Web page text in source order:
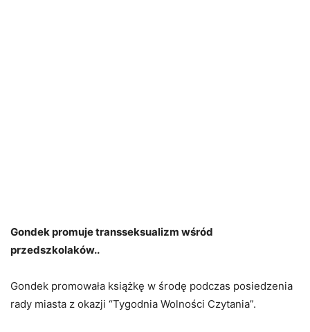
Gondek promuje transseksualizm wśród
przedszkolaków..
Gondek promowała książkę w środę podczas posiedzenia
rady miasta z okazji “Tygodnia Wolności Czytania”.